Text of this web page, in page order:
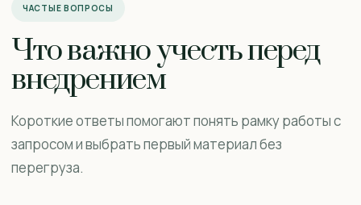
ЧАСТЫЕ ВОПРОСЫ
Что важно учесть перед
внедрением
Короткие ответы помогают понять рамку работы с
запросом и выбрать первый материал без
перегруза.